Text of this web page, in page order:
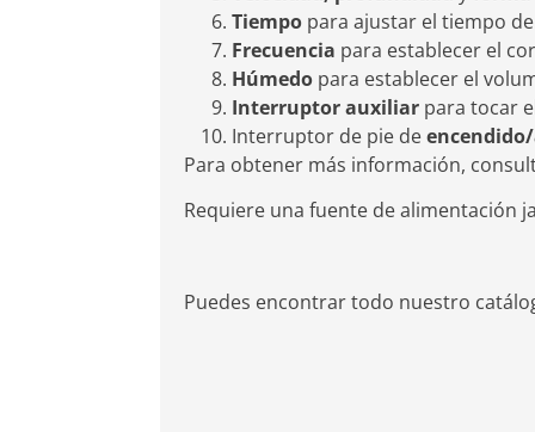
Tiempo para ajustar el tiempo
Frecuencia para establecer el
Húmedo para establecer el
Interruptor auxiliar para tocar
Interruptor de pie de
Para obtener más información,
Requiere una fuente de alimentación
Puedes encontrar todo nuestro